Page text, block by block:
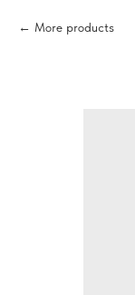
More products